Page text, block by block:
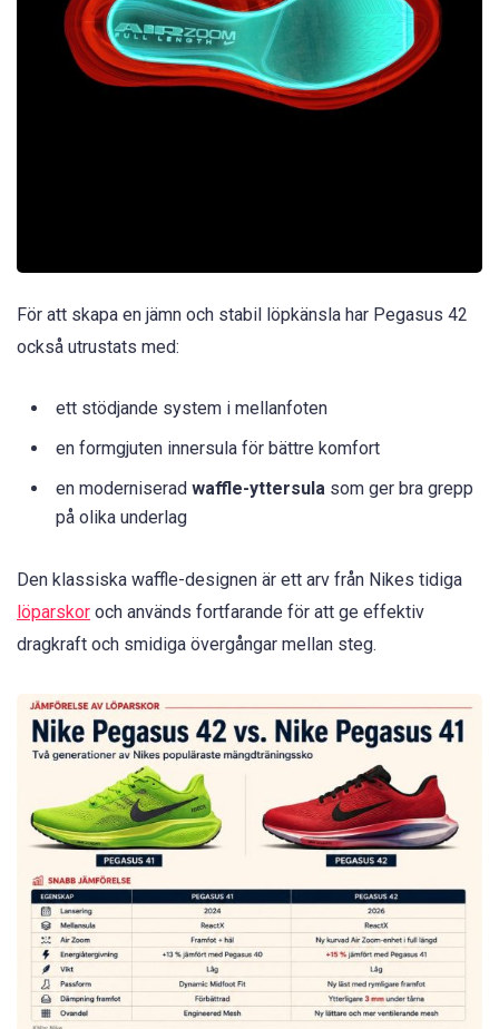
För att skapa en jämn och stabil löpkänsla har Pegasus 42
också utrustats med:
ett stödjande system i mellanfoten
en formgjuten innersula för bättre komfort
en moderniserad waffle-yttersula som ger bra grepp
på olika underlag
Den klassiska waffle-designen är ett arv från Nikes tidiga
löparskor och används fortfarande för att ge effektiv
dragkraft och smidiga övergångar mellan steg.